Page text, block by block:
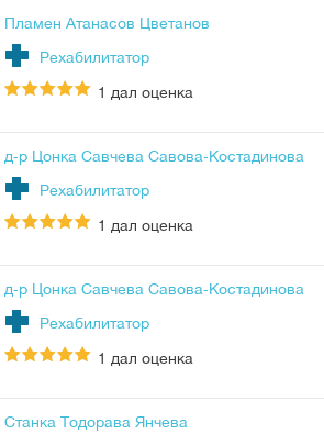
Пламен Атанасов Цветанов
Рехабилитатор
1 дал оценка
д-р Цонка Савчева Савова-Костадинова
Рехабилитатор
1 дал оценка
д-р Цонка Савчева Савова-Костадинова
Рехабилитатор
1 дал оценка
Станка Тодорава Янчева